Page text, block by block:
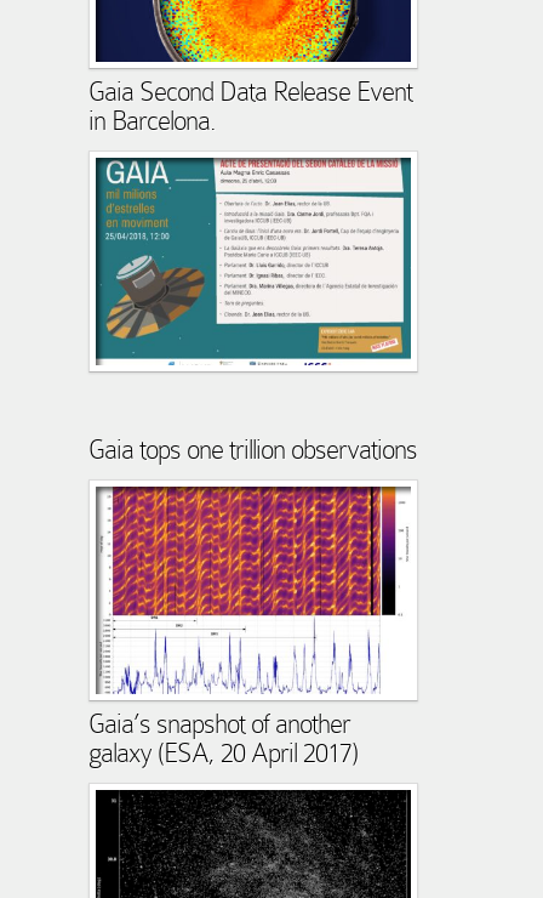
Gaia Second Data Release Event
in Barcelona.
Gaia tops one trillion observations
Gaia’s snapshot of another
galaxy (ESA, 20 April 2017)